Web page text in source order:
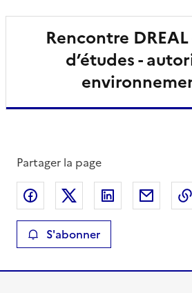
Rencontre
d’études -
Partager la page
Partager sur Facebook
Partager sur XPartager sur
S'abonner